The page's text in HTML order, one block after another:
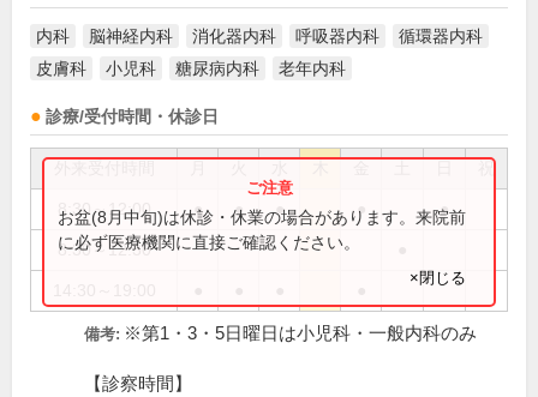
内科 脳神経内科 消化器内科 呼吸器内科
循環器内科
皮膚科
小児科 糖尿病内科 老年内科
診療/受付時間・休診日
祝
8:30～12:00 ● ● ● ● ●
8:30～12:30
お盆(8月中旬)は休診・休業の場合があります。来院前
に必ず医療機関に直接ご確認ください。
×閉じる
備考: ※第1・3・5日曜日は小児科・一般内科のみ
【診察時間】